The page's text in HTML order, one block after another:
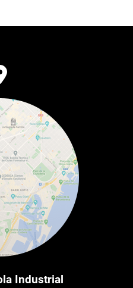
Industrial